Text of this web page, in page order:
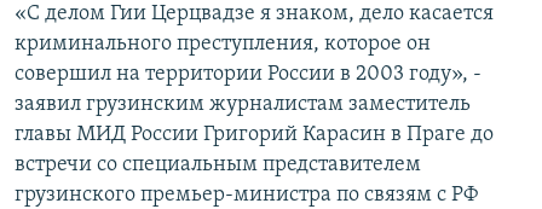
поискуАРМЕНИЯ
ПОЛИТИКА
ОБЩЕСТВО
КУЛЬТУРА
СПОРТ
РУБРИКИ
ГОСТЬ НЕДЕЛИ
ПОЗИЦИЯ
БЛОГИ
МУЛЬТИМЕДИА
ВИДЕО
ФОТО
АУДИО
ПОДКАСТЫ
АРХИВ РАДИОПРОГРАММЫ
ПРИСОЕДИНЯЙТЕСЬ!
«С делом Гии Церцвадзе я знаком, дело касается
криминального преступления, которое он
совершил на территории России в 2003 году», -
заявил грузинским журналистам заместитель
главы МИД России Григорий Карасин в Праге до
встречи со специальным представителем
грузинского премьер-министра по связям с РФ